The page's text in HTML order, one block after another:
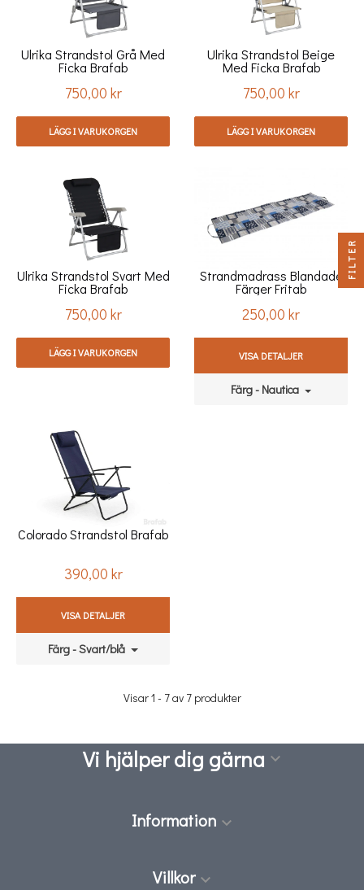
Ulrika Strandstol Grå Med
Ficka Brafab
Pris
750,00 kr
LÄGG I VARUKORGEN
Ulrika Strandstol Beige
Med Ficka Brafab
Pris
750,00 kr
LÄGG I VARUKORGEN
Ulrika Strandstol Svart Med
Ficka Brafab
Pris
750,00 kr
LÄGG I VARUKORGEN
Strandmadrass Blandade
Färger Fritab
Pris
250,00 kr
VISA DETALJER
Färg - Nautica
Colorado Strandstol Brafab
Pris
390,00 kr
VISA DETALJER
Färg - Svart/blå
Visar 1 - 7 av 7 produkter
Vi hjälper dig gärna 
Information 
Villkor 
FILTER